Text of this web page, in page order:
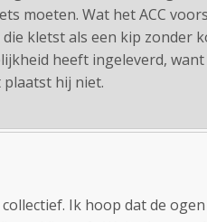
moeten. Wat het ACC
kletst als een kip zonder
heeft ingeleverd,
plaatst hij niet.
Ik hoop dat de